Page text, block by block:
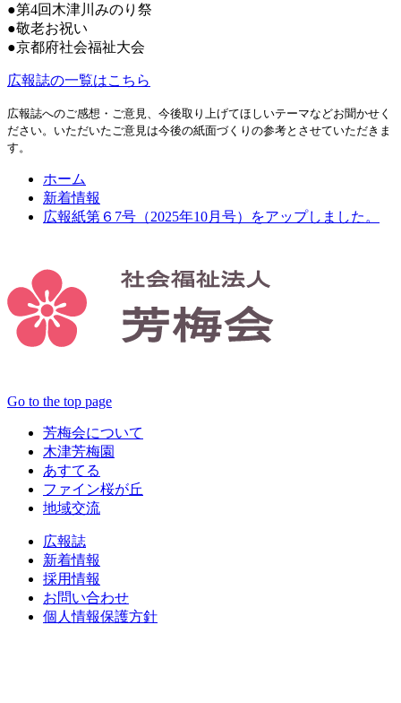
●第4回木津川みのり祭
●敬老お祝い
●京都府社会福祉大会
広報誌の一覧はこちら
広報誌へのご感想・ご意見、今後取り上げてほしいテーマなどお聞かせく
ださい。いただいたご意見は今後の紙面づくりの参考とさせていただきま
す。
ホーム
新着情報
広報紙第６7号（2025年10月号）をアップしました。
Go to the top page
芳梅会について
木津芳梅園
あすてる
ファイン桜が丘
地域交流
広報誌
新着情報
採用情報
お問い合わせ
個人情報保護方針